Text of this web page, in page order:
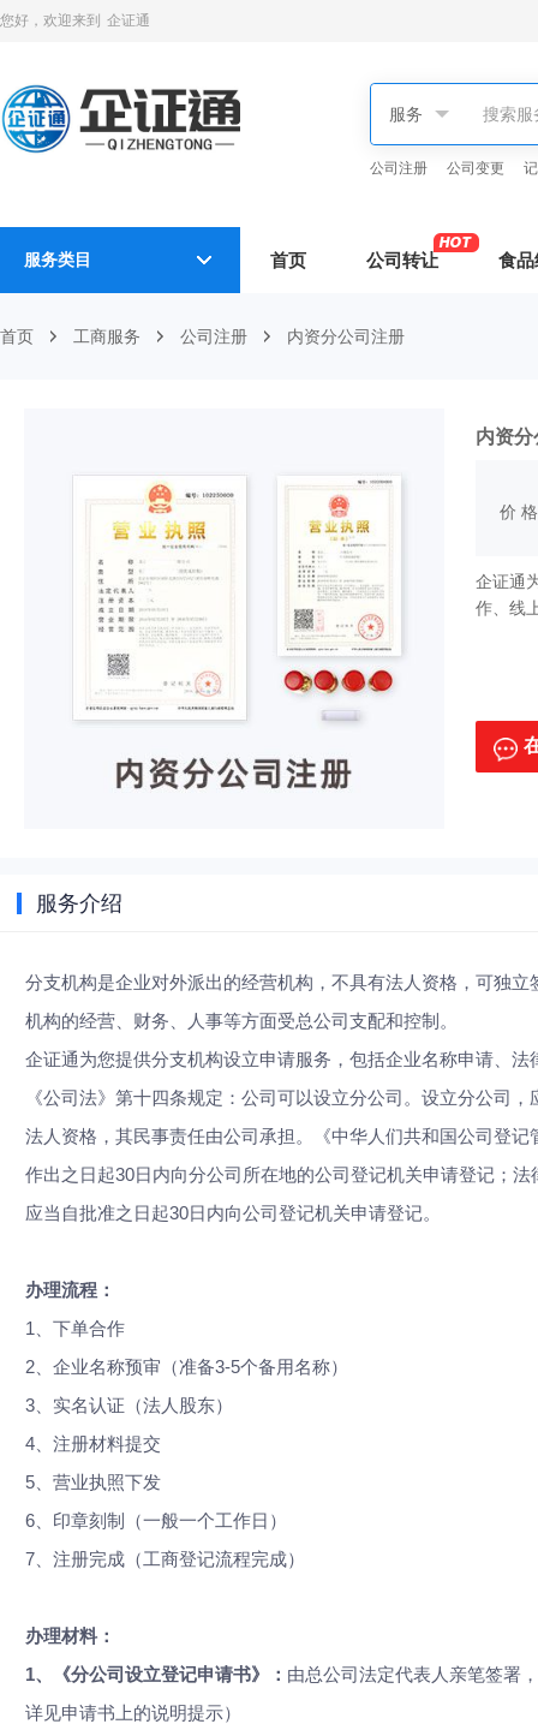
您好，欢迎来到 企证通
公司注册 公司变更
服务类目 首页 公司转让 食
首页 工商服务 公司注册 内资分公司注册
内资
价
企证通
作、线
服务介绍
分支机构是企业对外派出的经营机构，不具有法人资格，可独
机构的经营、财务、人事等方面受总公司支配和控制。
企证通为您提供分支机构设立申请服务，包括企业名称申请、
《公司法》第十四条规定：公司可以设立分公司。设立分公司
法人资格，其民事责任由公司承担。《中华人们共和国公司登
作出之日起30日内向分公司所在地的公司登记机关申请登记；
应当自批准之日起30日内向公司登记机关申请登记。
办理流程：
1、下单合作
2、企业名称预审（准备3-5个备用名称）
3、实名认证（法人股东）
4、注册材料提交
5、营业执照下发
6、印章刻制（一般一个工作日）
7、注册完成（工商登记流程完成）
办理材料：
1、《分公司设立登记申请书》： 由总公司法定代表人亲笔签署
详见申请书上的说明提示）